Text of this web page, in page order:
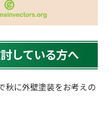
している方へ
秋に外壁塗装をお考えの